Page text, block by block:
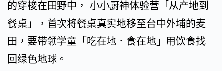
的穿梭在田野中， 小小厨神体验营「从产地到
餐桌」，首次将餐桌真实地移至台中外埔的麦
田，要带领学童「吃在地．食在地」用饮食找
回绿色地球。